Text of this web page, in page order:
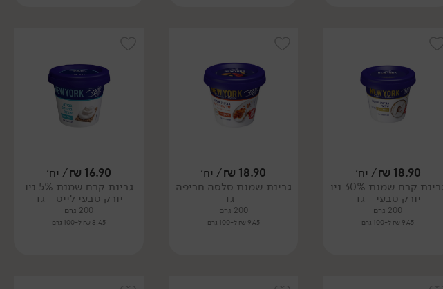
18.90
₪/ יח׳
גבינת קרם שמנת 30% ניו
יורק טבעי - גד
200 גרם
9.45 ₪ ל-100 גרם
18.90
₪/ יח׳
גבינת שמנת סלסה חריפה
- גד
200 גרם
9.45 ₪ ל-100 גרם
16.90
₪/ יח׳
גבינת קרם שמנת 5% ניו
יורק טבעי לייט - גד
200 גרם
8.45 ₪ ל-100 גרם